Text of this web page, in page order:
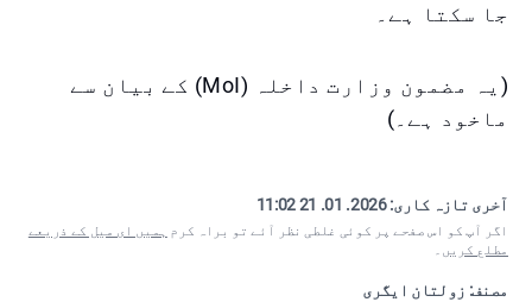
جا سکتا ہے۔
(یہ مضمون وزارت داخلہ (MoI) کے بیان سے
ماخود ہے۔)
آخری تازہ کاری:2026. 01. 21 11:02
اگر آپ کو اس صفحے پر کوئی غلطی نظر آئے تو براہ کرم ہمیں ای میل کے ذریعے
مطلع کریں ۔
مصنف: زولتان ایگری